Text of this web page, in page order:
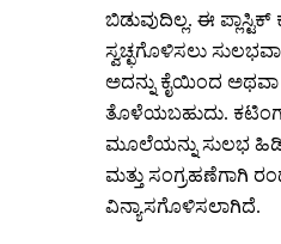
ಬಿಡುವುದಿಲ್ಲ. ಈ
ಸ್ವಚ್ಛಗೊಳಿಸಲು
ಅದನ್ನು ಕೈಯಿಂದ
ತೊಳೆಯಬಹುದು.
ಮೂಲೆಯನ್ನು ಸುಲಭ
ಮತ್ತು ಸಂಗ್ರಹಣೆಗಾಗಿ
ವಿನ್ಯಾಸಗೊಳಿಸಲಾಗಿದೆ.